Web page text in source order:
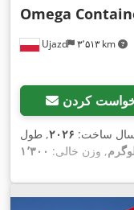
Ujazd ۳٬۵۱۳ km
Omega
کردن
ساخت: ۲۰۲۶, طول
, وزن خالی: ۱٬۳۰۰
بارگیری:۲۸۵ میلی‌متر
,
تجهیزات:واحد خنک‌کننده